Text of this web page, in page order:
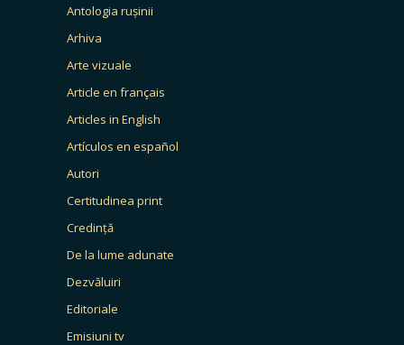
Antologia rușinii
Arhiva
Arte vizuale
Article en français
Articles in English
Artículos en español
Autori
Certitudinea print
Credință
De la lume adunate
Dezvăluiri
Editoriale
Emisiuni tv